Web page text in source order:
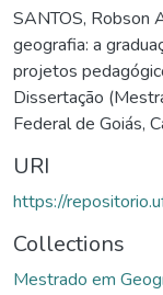
SANTOS, Robson
geografia: a
projetos
Dissertação
Federal de Goiás,
URI
https://
Collections
Mestrado em